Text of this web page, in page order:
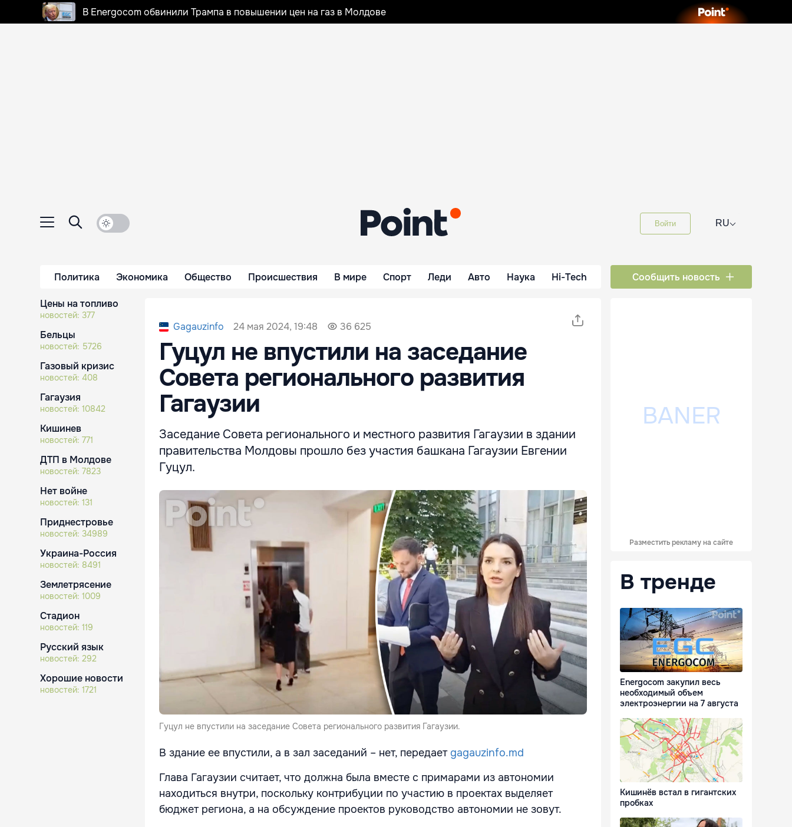
В Energocom обвинили Трампа в повышении цен на газ в Молдове
Войти RU⌵
Политика Экономика Общество Происшествия В мире Спорт Леди Авто Наука Hi-Tech Сообщить новость
Цены на топливо
новостей: 377
Бельцы
новостей: 5726
Газовый кризис
новостей: 408
Гагаузия
новостей: 10842
Кишинев
новостей: 771
ДТП в Молдове
новостей: 7823
Нет войне
новостей: 131
Приднестровье
новостей: 34989
Украина-Россия
новостей: 8491
Землетрясение
новостей: 1009
Стадион
новостей: 119
Русский язык
новостей: 292
Хорошие новости
новостей: 1721
Gagauzinfo 24 мая 2024, 19:48 36 625
Гуцул не впустили на заседание
Совета регионального развития
Гагаузии
Заседание Совета регионального и местного развития Гагаузии в здании
правительства Молдовы прошло без участия башкана Гагаузии Евгении
Гуцул.
Гуцул не впустили на заседание Совета регионального развития Гагаузии.
В здание ее впустили, а в зал заседаний – нет, передает gagauzinfo.md
Глава Гагаузии считает, что должна была вместе с примарами из автономии
находиться внутри, поскольку контрибуции по участию в проектах выделяет
бюджет региона, а на обсуждение проектов руководство автономии не зовут.
Разместить рекламу на сайте
В тренде
Energocom закупил весь
необходимый объем
электроэнергии на 7 августа
Кишинёв встал в гигантских
пробках